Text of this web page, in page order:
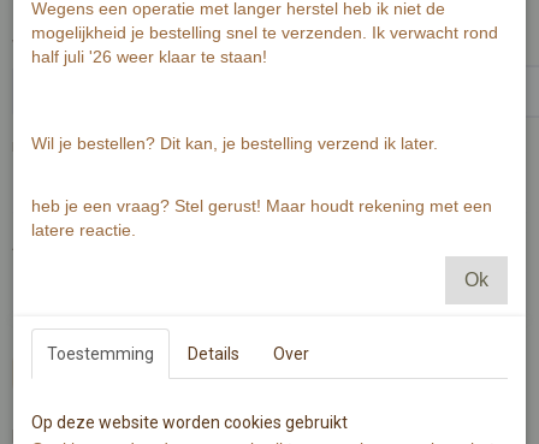
Op voorraad - Levertijd 3-6 werkweken
Wat wil je graag op de illustratie zien?
meerdere personen op illustratie?
Bestel jouw unieke portret op maat en jij krijgt van mij een uniek
Wegens een operatie met langer herstel heb ik niet de
mogelijkheid je bestelling snel te verzenden. Ik verwacht rond
half juli '26 weer klaar te staan!
Wil je bestellen? Dit kan, je bestelling verzend ik later.
heb je een vraag? Stel gerust! Maar houdt rekening met een
latere reactie.
Ok
Toestemming Details Over
Op deze website worden cookies gebruikt